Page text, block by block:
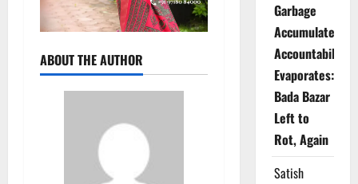
ABOUT THE AUTHOR
Garbage
Accumulates,
Accountability
Evaporates:
Bada Bazar
Left to
Rot, Again
Satish